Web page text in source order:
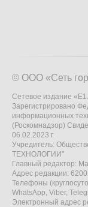
© ООО «Сеть
Сетевое издание
Зарегистрировано
информационных
(Роскомнадзор)
06.02.2023 г.
Учредитель:
ТЕХНОЛОГИИ"
Главный редактор:
Адрес редакции:
Телефоны
WhatsApp, Viber,
Электронный адрес